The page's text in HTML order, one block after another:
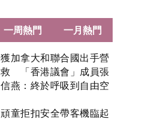
獲加拿大和聯合國出手營
救 「香港議會」成員張
信燕：終於呼吸到自由空
頑童拒扣安全帶客機臨起
一周熱門 一月熱門